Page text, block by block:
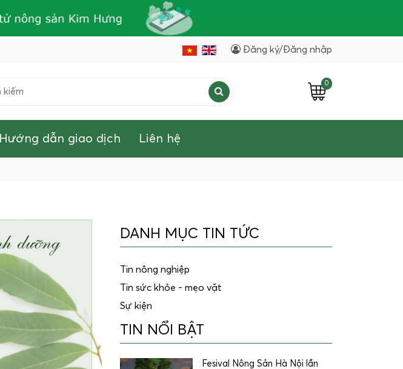
Đăng ký/Đăng nhập
0
Hướng dẫn giao dịch Liên hệ
DANH MỤC TIN TỨC
Tin nông nghiệp
Tin sức khỏe - mẹo vặt
Sự kiện
TIN NỔI BẬT
Fesival Nông Sản Hà Nội lần